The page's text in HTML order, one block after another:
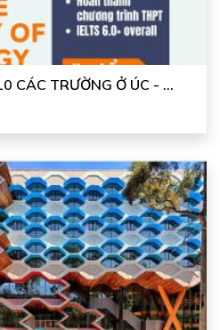
CÁC TRƯỜNG Ở ÚC - ...